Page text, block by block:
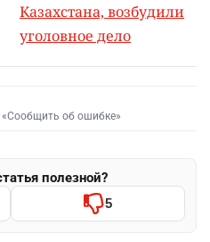
Казахстана, возбудили
уголовное дело
«Сообщить об ошибке»
полезной?
5